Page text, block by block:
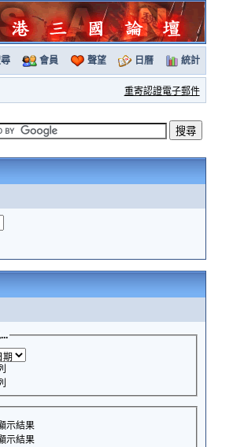
會員 聲望 日曆 統計
重寄認證電子郵件
示結果
示結果